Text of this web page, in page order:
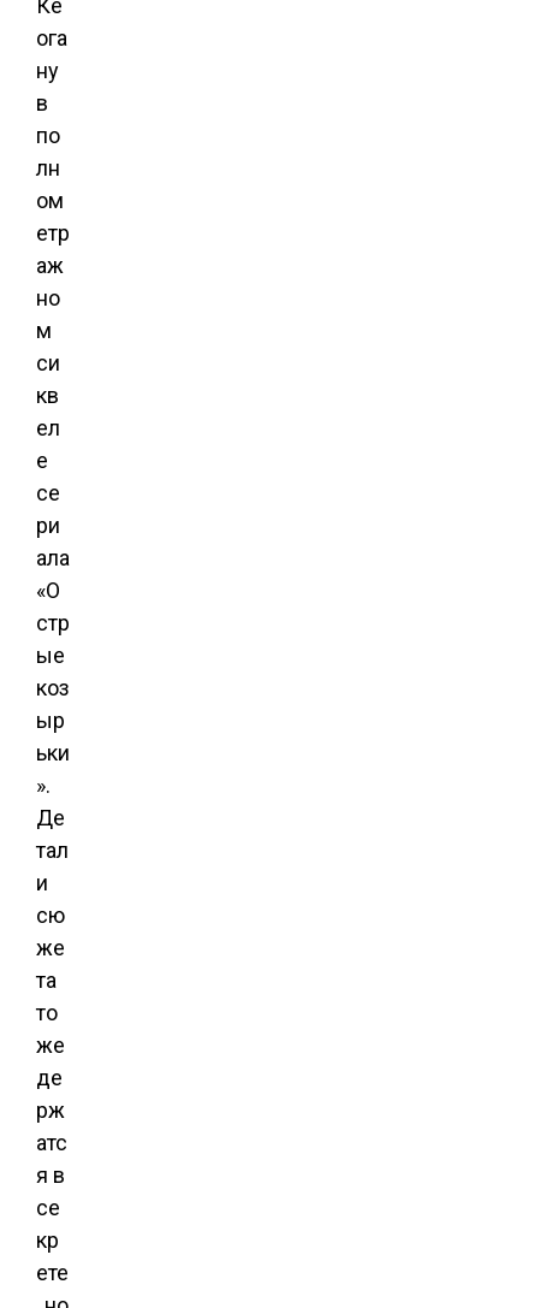
Ке
ога
ну
в
по
лн
ом
етр
аж
но
м
си
кв
ел
е
се
ри
ала
«О
стр
ые
коз
ыр
ьки
».
Де
тал
и
сю
же
та
то
же
де
рж
атс
я в
се
кр
ете